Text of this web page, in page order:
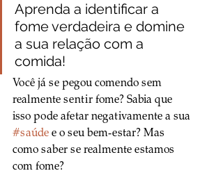
Aprenda a identificar a
fome verdadeira e domine
a sua relação com a
comida!
Você já se pegou comendo sem
realmente sentir fome? Sabia que
isso pode afetar negativamente a sua
#saúde e o seu bem-estar? Mas
como saber se realmente estamos
com fome?